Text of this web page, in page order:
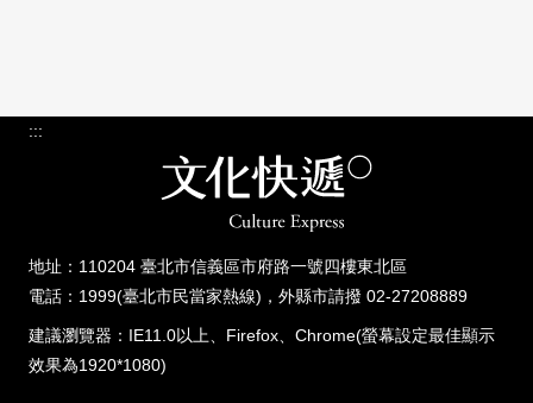
:::
地址：110204 臺北市信義區市府路一號四樓東北區
電話：1999(臺北市民當家熱線)，外縣市請撥 02-27208889
建議瀏覽器：IE11.0以上、Firefox、Chrome(螢幕設定最佳顯示
效果為1920*1080)